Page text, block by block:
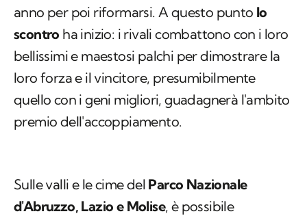
anno per poi riformarsi. A questo punto lo
scontro ha inizio: i rivali combattono con i loro
bellissimi e maestosi palchi per dimostrare la
loro forza e il vincitore, presumibilmente
quello con i geni migliori, guadagnerà l'ambito
premio dell'accoppiamento.
Sulle valli e le cime del Parco Nazionale
d'Abruzzo, Lazio e Molise, è possibile